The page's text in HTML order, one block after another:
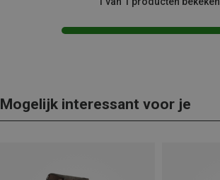
Mogelijk interessant voor je